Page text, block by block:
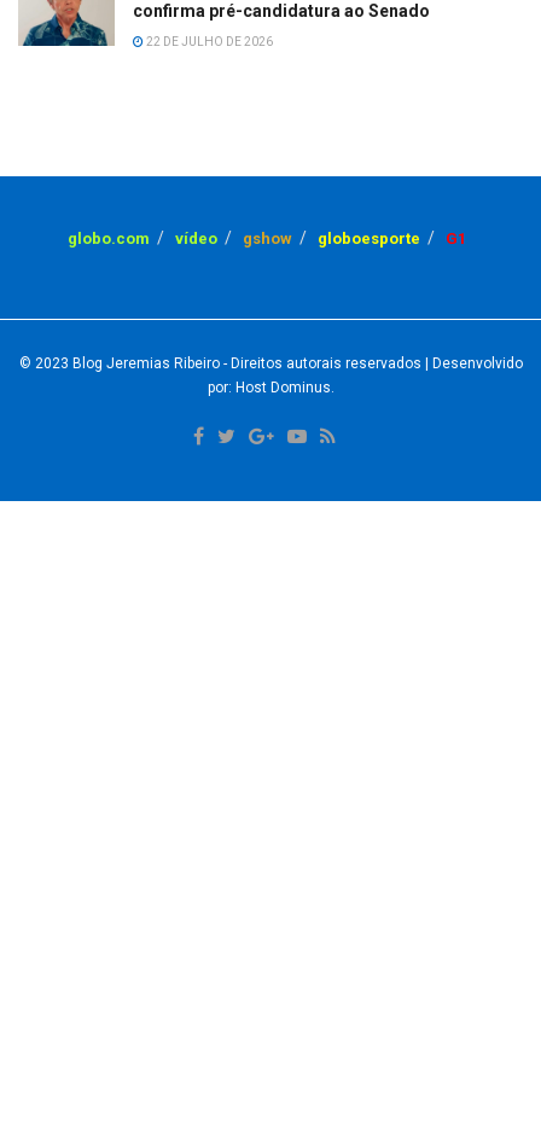
confirma pré-candidatura ao Senado
22 DE JULHO DE 2026
globo.com vídeo gshow globoesporte G1
© 2023 Blog Jeremias Ribeiro- Direitos autorais reservados | Desenvolvido
por: Host Dominus.